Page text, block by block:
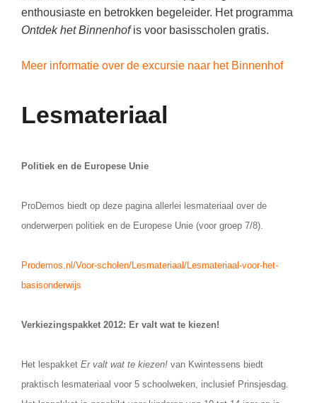
Onderwijsprijs
Schoolspullen
Seksualiteit
Spelletjes
Startpagina onderwijs
Tweede Wereldoorlog
Onderwijslonen
Montessori onderwijs
Daltononderwijs
Onderwijsvacatures
Studieschuld & Hypotheek
Nieuwsbrief archief
enthousiaste en betrokken begeleider. Het programma
Ontdek het Binnenhofis voor basisscholen gratis.
Meer informatie over de excursie naar het Binnenhof
Lesmateriaal
Politiek en de Europese Unie
ProDemos biedt op deze pagina allerlei lesmateriaal over de
onderwerpen politiek en de Europese Unie (voor groep 7/8).
Prodemos.nl/Voor-scholen/Lesmateriaal/Lesmateriaal-voor-het-
basisonderwijs
Verkiezingspakket 2012: Er valt wat te kiezen!
Het lespakket Er valt wat te kiezen! van Kwintessens biedt
praktisch lesmateriaal voor 5 schoolweken, inclusief Prinsjesdag.